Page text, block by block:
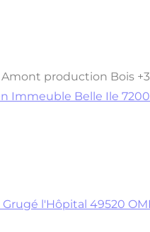
production Bois +3
Immeuble Belle Ile
l'Hôpital 49520